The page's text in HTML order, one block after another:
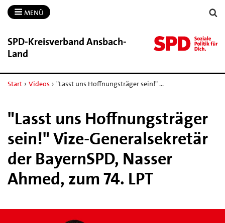
MENÜ
SPD-​Kreisverband Ansbach-​
Land
Start › Videos › "Lasst uns Hoffnungsträger sein!" …
"Lasst uns Hoffnungsträger
sein!" Vize-Generalsekretär
der BayernSPD, Nasser
Ahmed, zum 74. LPT